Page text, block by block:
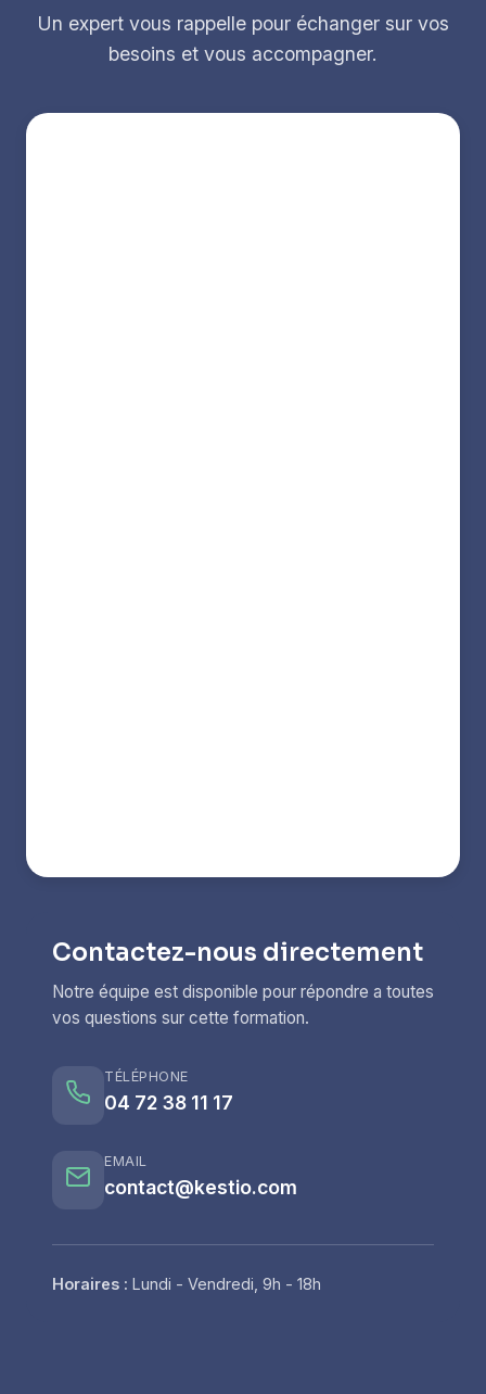
Un expert vous rappelle pour échanger sur vos
besoins et vous accompagner.
Contactez-nous directement
Notre équipe est disponible pour répondre a toutes
vos questions sur cette formation.
TÉLÉPHONE
04 72 38 11 17
EMAIL
contact@kestio.com
Horaires : Lundi - Vendredi, 9h - 18h